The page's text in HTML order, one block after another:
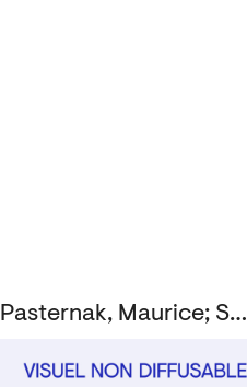
Pasternak, Maurice; Salinger, J.D.